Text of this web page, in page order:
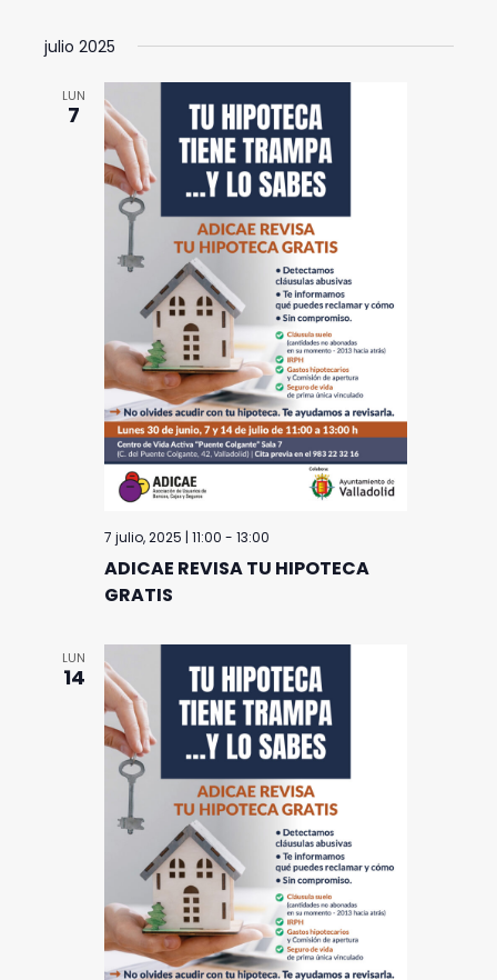
julio 2025
LUN
7
ADICAE REVISA TU HIPOTECA
GRATIS
7 julio, 2025 | 11:00 - 13:00
LUN
14